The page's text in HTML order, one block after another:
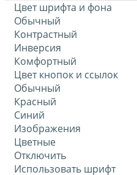
Цвет шрифта и фона
Обычный
Контрастный
Инверсия
Комфортный
Цвет кнопок и ссылок
Обычный
Красный
Синий
Изображения
Цветные
Отключить
Использовать шрифт